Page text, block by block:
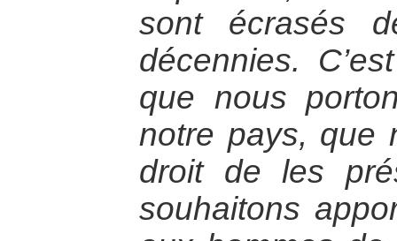
sont écrasés
décennies.
que nous
notre pays, que
droit de les
souhaitons